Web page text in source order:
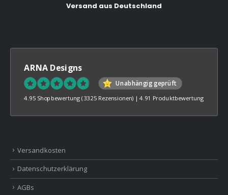
Versand aus Deutschland
ARNA Designs
Unabhängig geprüft
4.95 Shopbewertung (3325 Rezensionen) |4.91 Produktbewertung
Versandkosten
Datenschutzerklärung
AGBs